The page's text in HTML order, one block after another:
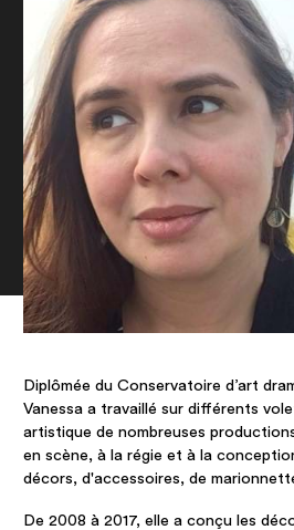
Diplômé.e.s
Diplômée du Conservatoire d’art
Vanessa a travaillé sur différents
artistique de nombreuses
en scène, à la régie et à la
décors, d'accessoires, de
De 2008 à 2017, elle a conçu les